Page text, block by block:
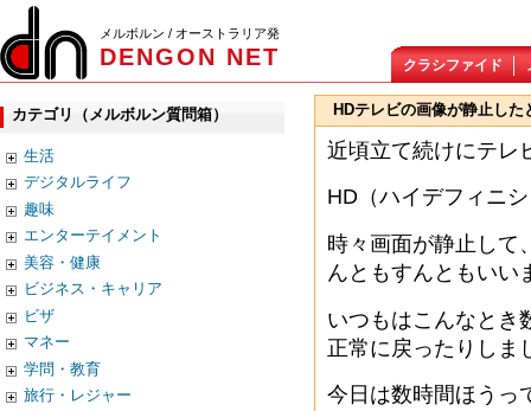
メルボルン / オーストラリア発
DENGON NET クラシファイド
カテゴリ（メルボルン質問箱）
生活
デジタルライフ
趣味
エンターテイメント
美容・健康
ビジネス・キャリア
ビザ
マネー
学問・教育
旅行・レジャー
HDテレビの画像が静止した
近頃立て続けにテレ
HD（ハイデフィニ
時々画面が静止して
んともすんともいい
いつもはこんなとき
正常に戻ったりしま
今日は数時間ほうっ